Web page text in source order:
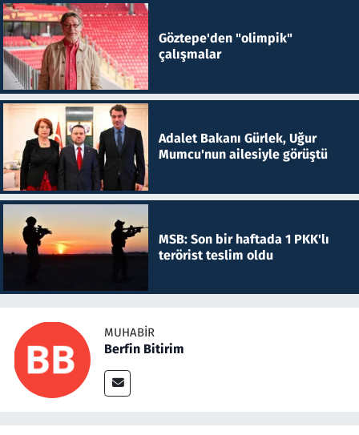
Göztepe'den "olimpik"
çalışmalar
Adalet Bakanı Gürlek, Uğur
Mumcu'nun ailesiyle görüştü
MSB: Son bir haftada 1 PKK'lı
terörist teslim oldu
MUHABIR
Berfin Bitirim